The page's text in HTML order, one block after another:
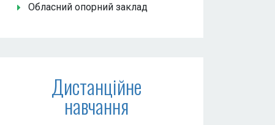
Обласний опорний заклад
Дистанційне
навчання